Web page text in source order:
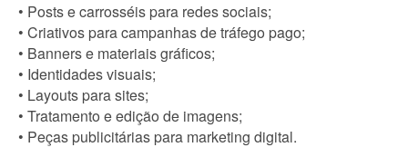
• Posts e carrosséis para redes sociais;
• Criativos para campanhas de tráfego pago;
• Banners e materiais gráficos;
• Identidades visuais;
• Layouts para sites;
• Tratamento e edição de imagens;
• Peças publicitárias para marketing digital.